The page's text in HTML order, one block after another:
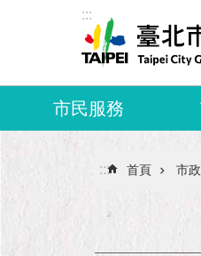
跳到主要內容區塊
:::
市民服務
::: 首頁 市